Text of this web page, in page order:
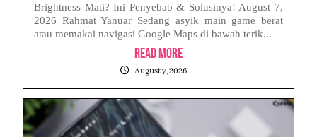
Brightness Mati? Ini Penyebab & Solusinya! August 7,
2026 Rahmat Yanuar Sedang asyik main game berat
atau memakai navigasi Google Maps di bawah terik...
Read More
August 7, 2026